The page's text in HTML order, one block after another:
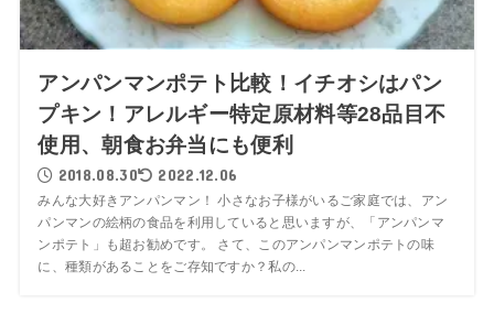
アンパンマンポテト比較！イチオシはパン
プキン！アレルギー特定原材料等28品目不
使用、朝食お弁当にも便利
2018.08.30 2022.12.06
みんな大好きアンパンマン！ 小さなお子様がいるご家庭では、アン
パンマンの絵柄の食品を利用していると思いますが、「アンパンマ
ンポテト」も超お勧めです。 さて、このアンパンマンポテトの味
に、種類があることをご存知ですか？私の...